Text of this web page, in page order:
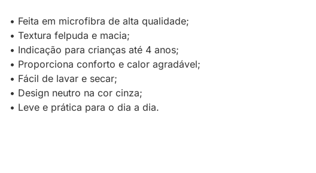
• Feita em microfibra de alta qualidade;
• Textura felpuda e macia;
• Indicação para crianças até 4 anos;
• Proporciona conforto e calor agradável;
• Fácil de lavar e secar;
• Design neutro na cor cinza;
• Leve e prática para o dia a dia.